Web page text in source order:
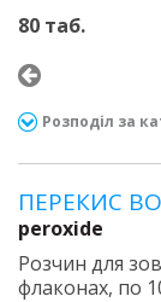
80 таб.
Розподіл за
ПЕРЕКИС
peroxide
Розчин для
флаконах, по